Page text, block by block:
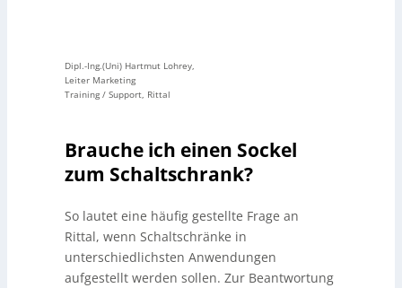
Dipl.-Ing.(Uni) Hartmut Lohrey,
Leiter Marketing
Training / Support, Rittal
Brauche ich einen Sockel
zum Schaltschrank?
So lautet eine häufig gestellte Frage an
Rittal, wenn Schaltschränke in
unterschiedlichsten Anwendungen
aufgestellt werden sollen. Zur Beantwortung